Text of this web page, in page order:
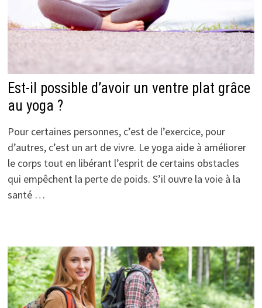
Est-il possible d’avoir un ventre plat grâce
au yoga ?
Pour certaines personnes, c’est de l’exercice, pour
d’autres, c’est un art de vivre. Le yoga aide à améliorer
le corps tout en libérant l’esprit de certains obstacles
qui empêchent la perte de poids. S’il ouvre la voie à la
santé …